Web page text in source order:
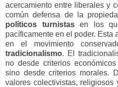
acercamiento entre liberales y
común defensa de la
políticos turnistasen los
pacíficamente en el poder. Esta
en el movimiento
tradicionalismo. El
no desde criterios
sino desde criterios morales.
valores colectivistas,